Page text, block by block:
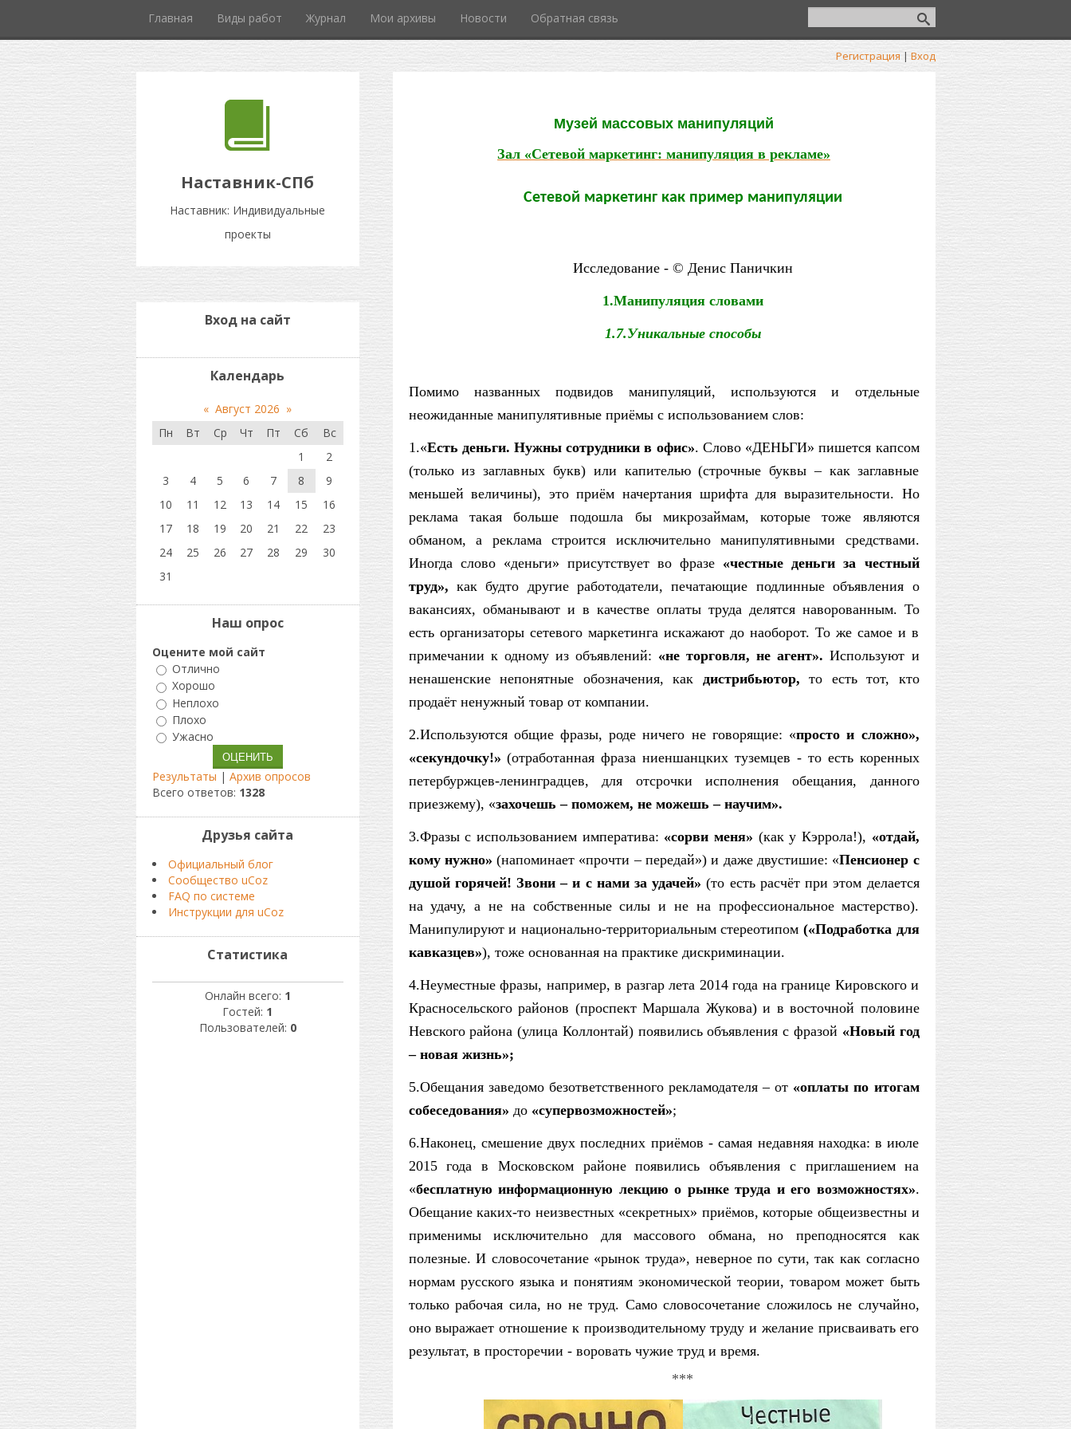
Главная Виды работ Журнал Мои архивы Новости Обратная связь
Регистрация | Вход
Наставник-СПб
Наставник: Индивидуальные
проекты
Музей массовых манипуляций
Зал «Сетевой маркетинг: манипуляция в рекламе»
Сетевой маркетинг как пример манипуляции
Исследование - © Денис Паничкин
1.Манипуляция словами
1.7.Уникальные способы
Помимо названных подвидов манипуляций, используются и отдельные
неожиданные манипулятивные приёмы с использованием слов:
1.«Есть деньги. Нужны сотрудники в офис». Слово «ДЕНЬГИ» пишется капсом
(только из заглавных букв) или капителью (строчные буквы – как заглавные
меньшей величины), это приём начертания шрифта для выразительности. Но
реклама такая больше подошла бы микрозаймам, которые тоже являются
обманом, а реклама строится исключительно манипулятивными средствами.
Иногда слово «деньги» присутствует во фразе «честные деньги за честный
труд», как будто другие работодатели, печатающие подлинные объявления о
вакансиях, обманывают и в качестве оплаты труда делятся наворованным. То
есть организаторы сетевого маркетинга искажают до наоборот. То же самое и в
примечании к одному из объявлений: «не торговля, не агент».Используют и
ненашенские непонятные обозначения, как дистрибьютор, то есть тот, кто
продаёт ненужный товар от компании.
2.Используются общие фразы, роде ничего не говорящие: «просто и сложно»,
«секундочку!»(отработанная фраза ниеншанцких туземцев - то есть коренных
петербуржцев-ленинградцев, для отсрочки исполнения обещания, данного
приезжему), «захочешь – поможем, не можешь – научим».
3.Фразы с использованием императива: «сорви меня» (как у Кэррола!), «отдай,
кому нужно»(напоминает «прочти – передай») и даже двустишие: «Пенсионер с
душой горячей! Звони – и с нами за удачей» (то есть расчёт при этом делается
на удачу, а не на собственные силы и не на профессиональное мастерство).
Манипулируют и национально-территориальным стереотипом («Подработка для
кавказцев»), тоже основанная на практике дискриминации.
4.Неуместные фразы, например, в разгар лета 2014 года на границе Кировского и
Красносельского районов (проспект Маршала Жукова) и в восточной половине
Невского района (улица Коллонтай) появились объявления с фразой «Новый год
– новая жизнь»;
5.Обещания заведомо безответственного рекламодателя – от «оплаты по итогам
собеседования» до «супервозможностей»;
6.Наконец, смешение двух последних приёмов - самая недавняя находка: в июле
2015 года в Московском районе появились объявления с приглашением на
«бесплатную информационную лекцию о рынке труда и его возможностях».
Обещание каких-то неизвестных «секретных» приёмов, которые общеизвестны и
применимы исключительно для массового обмана, но преподносятся как
полезные. И словосочетание «рынок труда», неверное по сути, так как согласно
нормам русского языка и понятиям экономической теории, товаром может быть
только рабочая сила, но не труд. Само словосочетание сложилось не случайно,
оно выражает отношение к производительному труду и желание присваивать его
результат, в просторечии - воровать чужие труд и время.
***
Вход на сайт
Календарь
« Август 2026 »
Пн
Вт Ср Чт Пт Сб
Вс
1
2
3
4 5 6 7 8
9
10
11 12 13 14 15
16
17
18 19 20 21 22
23
24
25 26 27 28 29
30
31
Наш опрос
Оцените мой сайт
Отлично
Хорошо
Неплохо
Плохо
Ужасно
Результаты | Архив опросов
Всего ответов: 1328
Друзья сайта
Официальный блог
Сообщество uCoz
FAQ по системе
Инструкции для uCoz
Статистика
Онлайн всего: 1
Гостей: 1
Пользователей: 0